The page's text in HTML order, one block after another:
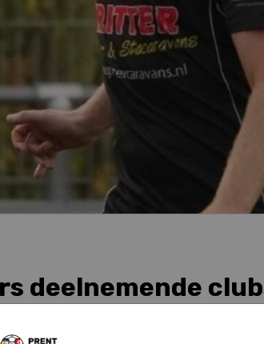
deelnemende
op in aanloop naar ons toernooi, 11
Boertien van SC Elim.